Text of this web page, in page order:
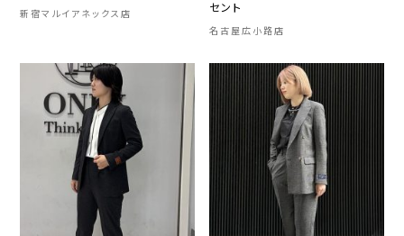
新宿マルイアネックス店
セント
名古屋広小路店